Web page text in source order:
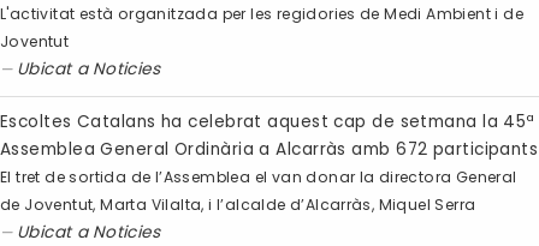
L'activitat està organitzada per les regidories de Medi Ambient i de
Joventut
Ubicat a Noticies
Escoltes Catalans ha celebrat aquest cap de setmana la 45ª
Assemblea General Ordinària a Alcarràs amb 672 participants
El tret de sortida de l’Assemblea el van donar la directora General
de Joventut, Marta Vilalta, i l’alcalde d’Alcarràs, Miquel Serra
Ubicat a Noticies